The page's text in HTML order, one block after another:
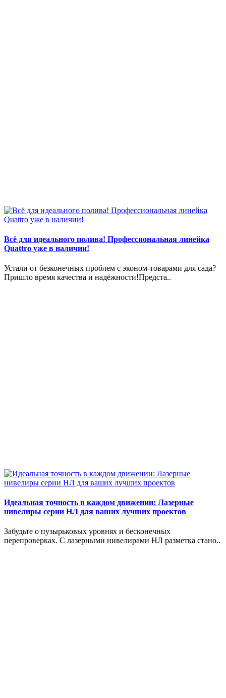
Всё для идеального полива! Профессиональная линейка
Quattro уже в наличии!
Устали от безконечных проблем с эконом-товарами для сада?
Пришло время качества и надёжности!Предста..
Идеальная точность в каждом движении: Лазерные
нивелиры серии НЛ для ваших лучших проектов
Забудьте о пузырьковых уровнях и бесконечных
перепроверках. С лазерными нивелирами НЛ разметка стано..